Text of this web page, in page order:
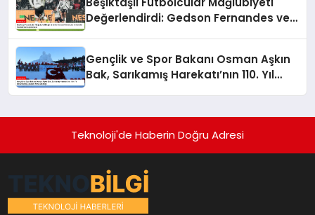
Değerlendirdi: Gedson Fernandes ve
Gençlik ve Spor Bakanı Osman Aşkın
Bak, Sarıkamış Harekatı’nın 110. Yıl
Teknoloji'de Haberin Doğru Adresi